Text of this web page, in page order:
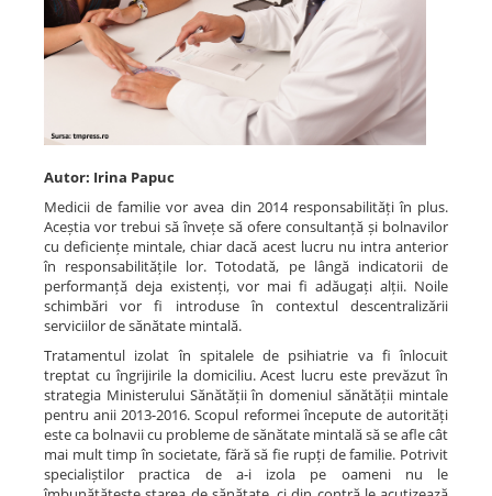
Autor: Irina Papuc
Medicii de familie vor avea din 2014 responsabilități în plus.
Aceștia vor trebui să învețe să ofere consultanță și bolnavilor
cu deficiențe mintale, chiar dacă acest lucru nu intra anterior
în responsabilitățile lor. Totodată, pe lângă indicatorii de
performanță deja existenți, vor mai fi adăugați alții. Noile
schimbări vor fi introduse în contextul descentralizării
serviciilor de sănătate mintală.
Tratamentul izolat în spitalele de psihiatrie va fi înlocuit
treptat cu îngrijirile la domiciliu. Acest lucru este prevăzut în
strategia Ministerului Sănătății în domeniul sănătății mintale
pentru anii 2013-2016. Scopul reformei începute de autorități
este ca bolnavii cu probleme de sănătate mintală să se afle cât
mai mult timp în societate, fără să fie rupți de familie. Potrivit
specialiștilor practica de a-i izola pe oameni nu le